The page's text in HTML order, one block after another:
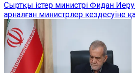
Сыртқы істер министрі Фидан
арналған министрлер кездесуіне